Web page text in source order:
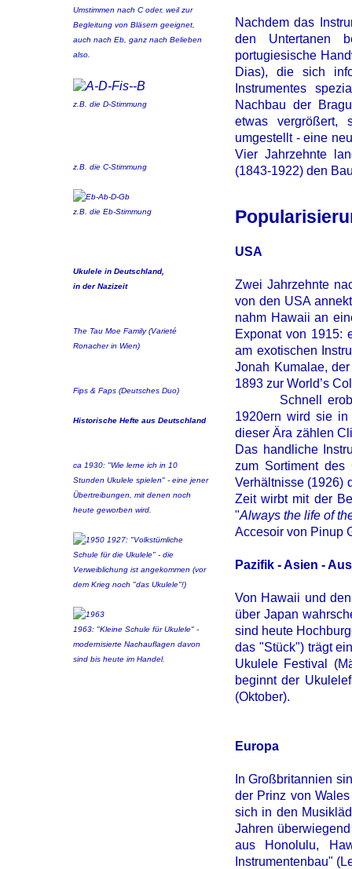
Umstimmen nach C oder, weil zur
Begleitung von Bläsern geeignet,
auch nach Eb, ganz nach Belieben
also.
z.B. die D-Stimmung
z.B. die C-Stimmung
z.B. die Eb-Stimmung
Ukulele in Deutschland,
in der Nazizeit
The Tau Moe Family (Varieté
Ronacher in Wien)
Fips & Faps (Deutsches Duo)
Historische Hefte aus Deutschland
ca 1930: "Wie lerne ich in 10
Stunden Ukulele spielen" - eine jener
Übertreibungen, mit denen noch
heute geworben wird.
1927: "Volkstümliche
Schule für die Ukulele" - die
Verweiblichung ist angekommen (vor
dem Krieg noch "das Ukulele"!)
1963: "Kleine Schule für Ukulele" -
modernisierte Nachauflagen davon
sind bis heute im Handel.
Nachdem das
den Untertanen
portugiesische
Dias), die sich
Instrumentes
Nachbau der
etwas vergrößert,
umgestellt - eine
Vier Jahrzehnte
(1843-1922) den
USA
Zwei Jahrzehnte
von den USA
nahm Hawaii an
Exponat von 1915:
am exotischen
Jonah Kumalae,
1893 zur World’s
Schnell erobert
1920ern wird sie
dieser Ära zählen
Das handliche
zum Sortiment des
Verhältnisse (1926)
Zeit wirbt mit der
"Always the life of
Accesoir von Pinup
Pazifik - Asien -
Von Hawaii und
über Japan
sind heute
das "Stück") trägt
Ukulele Festival
beginnt der
(Oktober).
Europa
In Großbritannien
der Prinz von
sich in den
Jahren
aus Honolulu,
Instrumentenbau"